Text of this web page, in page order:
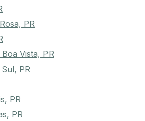
PR
Vista, PR
PR
PR
PR